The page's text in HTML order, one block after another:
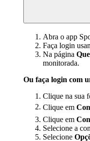
Abra o app
Faça login
Na página
monitorada.
Ou faça login com
Clique na sua
Clique em
Clique em
Selecione a
Selecione